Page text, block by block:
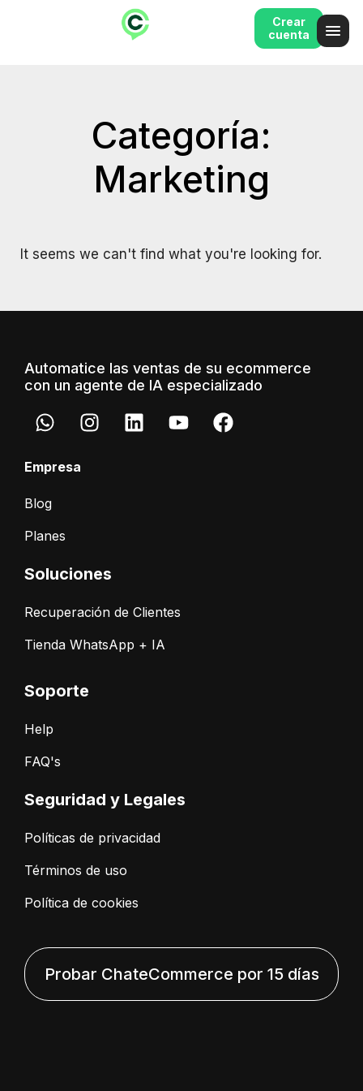
Crear
cuenta
Categoría:
Marketing
It seems we can't find what you're looking for.
Automatice las ventas de su ecommerce
con un agente de IA especializado
Empresa
Blog
Planes
Soluciones
Recuperación de Clientes
Tienda WhatsApp + IA
Soporte
Help
FAQ's
Seguridad y Legales
Políticas de privacidad
Términos de uso
Política de cookies
Probar ChateCommerce por 15 días